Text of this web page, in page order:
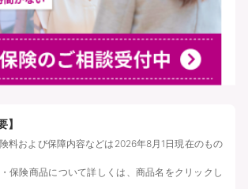
】
料および保障内容などは2026年8月1日現在のもの
保険商品について詳しくは、商品名をクリックし